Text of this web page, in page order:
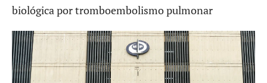
biológica por tromboembolismo pulmonar